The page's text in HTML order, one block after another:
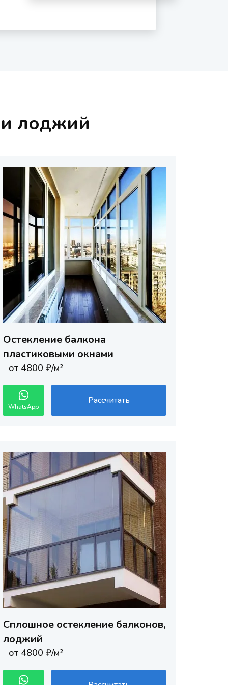
лоджий
Остекление балкона
пластиковыми окнами
от 4800 ₽/м²
WhatsApp
Рассчитать
Сплошное остекление балконов,
лоджий
от 4800 ₽/м²